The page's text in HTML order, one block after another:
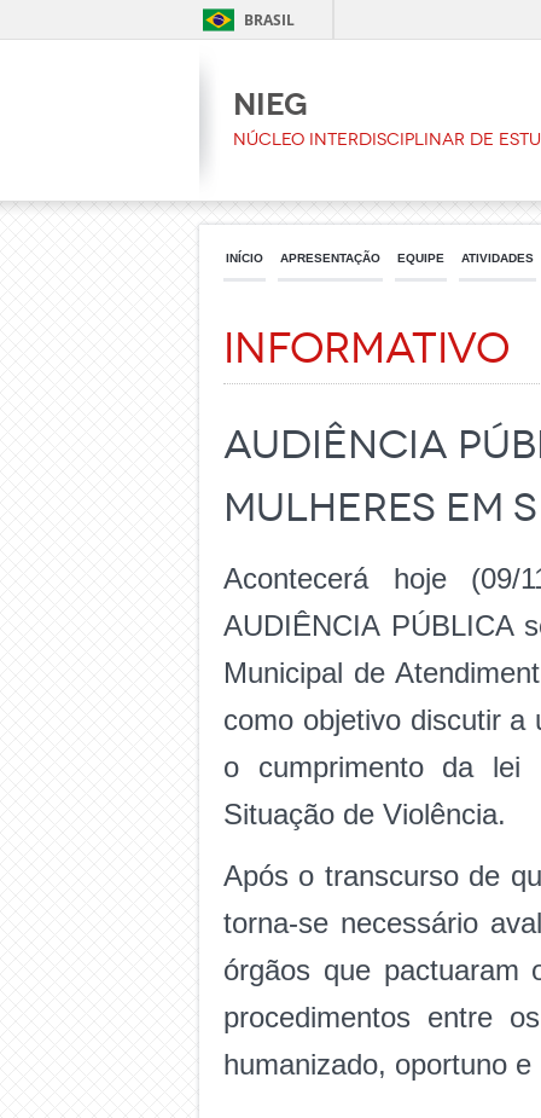
BRASIL
NIEG
Núcleo Interdisciplinar de
INÍCIO APRESENTAÇÃO EQUIPE ATIVIDADES
Informativo
Audiência
Mulheres em
Acontecerá hoje
AUDIÊNCIA PÚBLICA
Municipal de
como objetivo discutir a
o cumprimento da lei
Situação de Violência.
Após o transcurso de
torna-se necessário
órgãos que pactuaram
procedimentos entre
humanizado, oportuno